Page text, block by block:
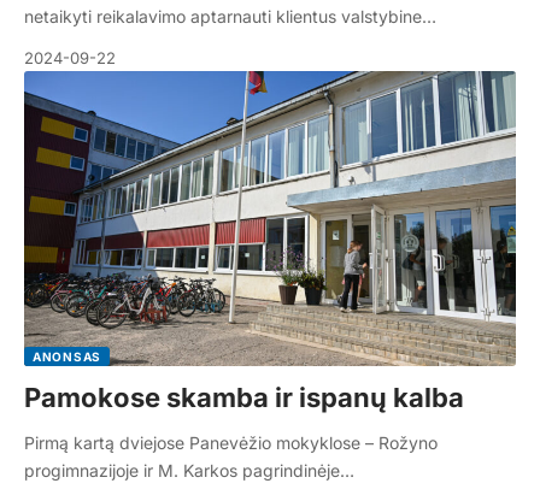
netaikyti reikalavimo aptarnauti klientus valstybine…
2024-09-22
ANONSAS
Pamokose skamba ir ispanų kalba
Pirmą kartą dviejose Panevėžio mokyklose – Rožyno
progimnazijoje ir M. Karkos pagrindinėje…